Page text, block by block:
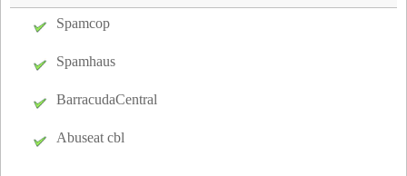
mx306 - Mouans-Sartoux (7 km)
pcr06
pey06
- Peymeinade (5 km)
pre06
- Le Bar-sur-Loup (7 km)
88.190.21.124à Vitry-sur-Seine
91.165.21.113à non communique
91.166.187.141
Spamcop
Spamhaus
BarracudaCentral
Abuseat cbl